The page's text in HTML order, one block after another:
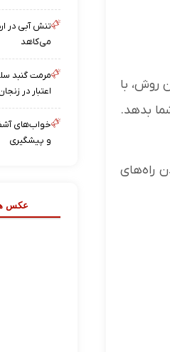
روش، با
بدهد.
راه‌های
تنش آبی در
می‌کاهد
اعتبار در
خواب‌های
و پیشگیری
عکس